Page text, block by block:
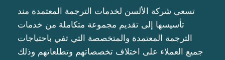
تسعى شركة الألسن لخدمات الترجمة المعتمدة مند
تأسيسها إلى تقديم مجموعة متكاملة من خدمات
الترجمة المعتمدة والمتخصصة التي تفي باحتياجات
جميع العملاء على اختلاف تخصصاتهم وتطلعاتهم وذلك